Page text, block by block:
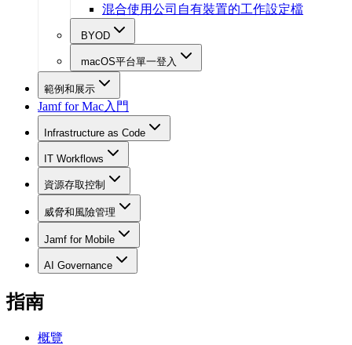
混合使用公司自有裝置的工作設定檔
BYOD
macOS平台單一登入
範例和展示
Jamf for Mac入門
Infrastructure as Code
IT Workflows
資源存取控制
威脅和風險管理
Jamf for Mobile
AI Governance
指南
概覽